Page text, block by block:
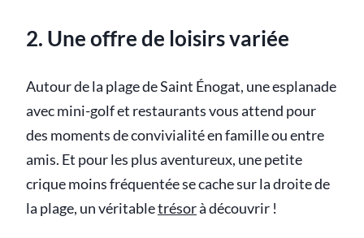
2. Une offre de loisirs variée
Autour de la plage de Saint Énogat, une esplanade
avec mini-golf et restaurants vous attend pour
des moments de convivialité en famille ou entre
amis. Et pour les plus aventureux, une petite
crique moins fréquentée se cache sur la droite de
la plage, un véritabletrésorà découvrir !